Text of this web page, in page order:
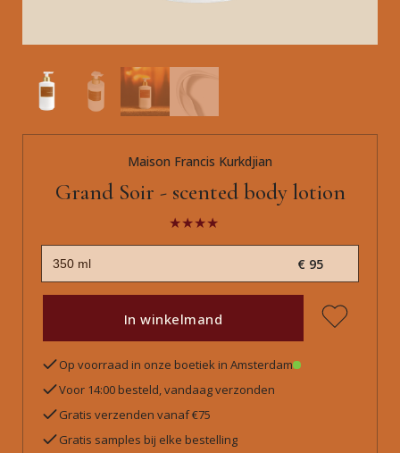
Maison Francis Kurkdjian
Grand Soir - scented body lotion
€ 95
In winkelmand
Op voorraad in onze boetiek in Amsterdam
Voor 14:00 besteld, vandaag verzonden
Gratis verzenden vanaf €75
Gratis samples bij elke bestelling